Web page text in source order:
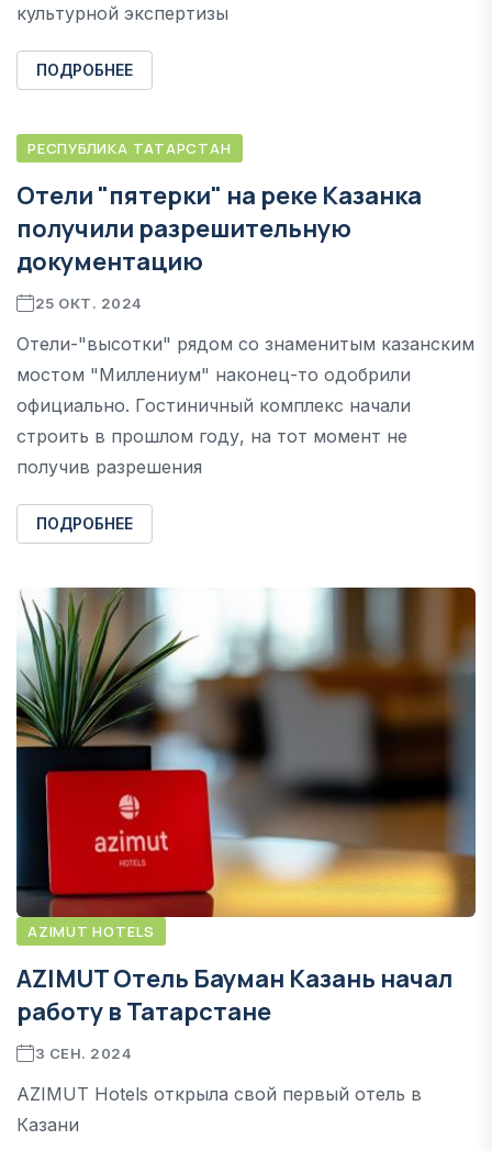
культурной экспертизы
ПОДРОБНЕЕ
РЕСПУБЛИКА ТАТАРСТАН
Отели "пятерки" на реке Казанка
получили разрешительную
документацию
25 ОКТ. 2024
Отели-"высотки" рядом со знаменитым казанским
мостом "Миллениум" наконец-то одобрили
официально. Гостиничный комплекс начали
строить в прошлом году, на тот момент не
получив разрешения
ПОДРОБНЕЕ
AZIMUT HOTELS
AZIMUT Отель Бауман Казань начал
работу в Татарстане
3 СЕН. 2024
AZIMUT Hotels открыла свой первый отель в
Казани